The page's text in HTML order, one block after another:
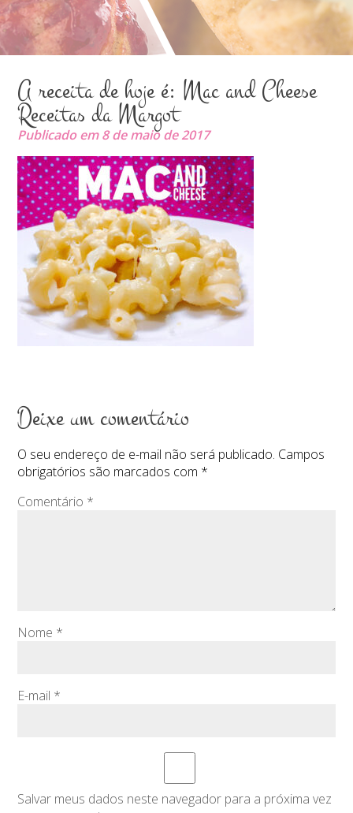
A receita de hoje é: Mac and Cheese
Receitas da Margot
Publicado em 8 de maio de 2017
Deixe um comentário
O seu endereço de e-mail não será publicado. Campos
obrigatórios são marcados com *
Comentário *
Nome *
E-mail *
Salvar meus dados neste navegador para a próxima vez